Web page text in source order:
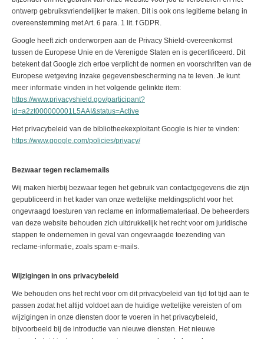
ontwerp gebruiksvriendelijker te maken. Dit is ook ons legitieme belang in
overeenstemming met Art. 6 para. 1 lit. f GDPR.
Google heeft zich onderworpen aan de Privacy Shield-overeenkomst
tussen de Europese Unie en de Verenigde Staten en is gecertificeerd. Dit
betekent dat Google zich ertoe verplicht de normen en voorschriften van de
Europese wetgeving inzake gegevensbescherming na te leven. Je kunt
meer informatie vinden in het volgende gelinkte item:
https://www.privacyshield.gov/participant?
id=a2zt000000001L5AAI&status=Active
Het privacybeleid van de bibliotheekexploitant Google is hier te vinden:
https://www.google.com/policies/privacy/
Bezwaar tegen reclamemails
Wij maken hierbij bezwaar tegen het gebruik van contactgegevens die zijn
gepubliceerd in het kader van onze wettelijke meldingsplicht voor het
ongevraagd toesturen van reclame en informatiemateriaal. De beheerders
van deze website behouden zich uitdrukkelijk het recht voor om juridische
stappen te ondernemen in geval van ongevraagde toezending van
reclame-informatie, zoals spam e-mails.
Wijzigingen in ons privacybeleid
We behouden ons het recht voor om dit privacybeleid van tijd tot tijd aan te
passen zodat het altijd voldoet aan de huidige wettelijke vereisten of om
wijzigingen in onze diensten door te voeren in het privacybeleid,
bijvoorbeeld bij de introductie van nieuwe diensten. Het nieuwe